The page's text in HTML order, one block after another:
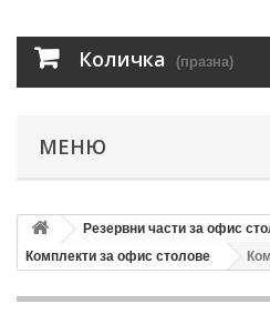
Количка (празна)
МЕНЮ
Резервни части за офис
Комплекти за офис столове